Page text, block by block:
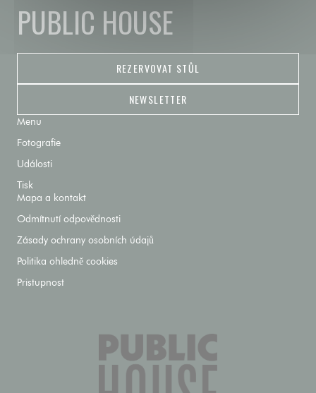
PUBLIC HOUSE
REZERVOVAT STŮL
NEWSLETTER
Menu
Fotografie
Události
Tisk
Mapa a kontakt
Odmítnutí odpovědnosti
Zásady ochrany osobních údajů
Politika ohledně cookies
Pristupnost